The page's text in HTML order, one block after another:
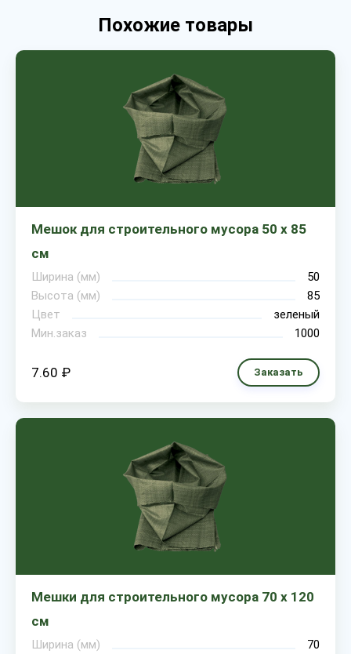
Похожие товары
Мешок для строительного мусора 50 х 85
см
Ширина (мм)
50
Высота (мм)
85
Цвет
зеленый
Мин.заказ
1000
7.60 ₽ Заказать
Мешки для строительного мусора 70 х 120
см
Ширина (мм)
70